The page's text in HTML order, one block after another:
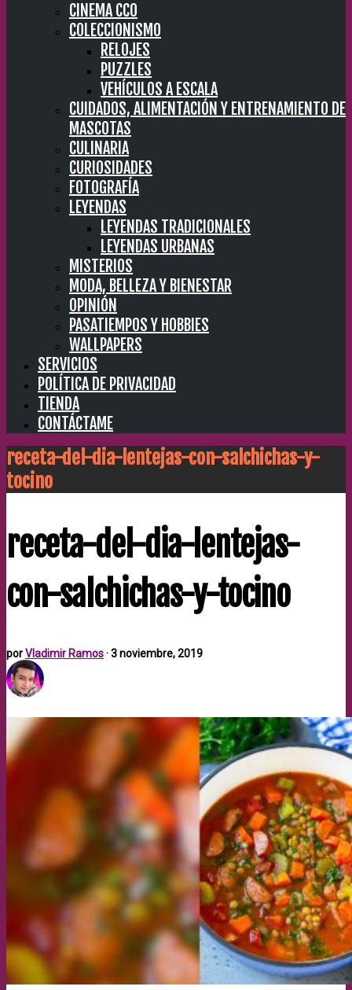
CINEMA CC0
COLECCIONISMO
RELOJES
PUZZLES
VEHÍCULOS A ESCALA
CUIDADOS, ALIMENTACIÓN Y ENTRENAMIENTO DE
MASCOTAS
CULINARIA
CURIOSIDADES
FOTOGRAFÍA
LEYENDAS
LEYENDAS TRADICIONALES
LEYENDAS URBANAS
MISTERIOS
MODA, BELLEZA Y BIENESTAR
OPINIÓN
PASATIEMPOS Y HOBBIES
WALLPAPERS
SERVICIOS
POLÍTICA DE PRIVACIDAD
TIENDA
CONTÁCTAME
receta-del-dia-lentejas-con-salchichas-y-
tocino
receta-del-dia-lentejas-
con-salchichas-y-tocino
porVladimir Ramos·3 noviembre, 2019